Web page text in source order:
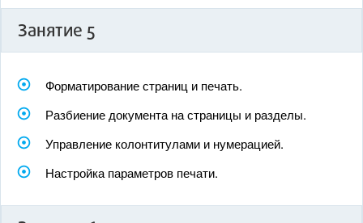
Занятие 5
Форматирование страниц и печать.
Разбиение документа на страницы и разделы.
Управление колонтитулами и нумерацией.
Настройка параметров печати.